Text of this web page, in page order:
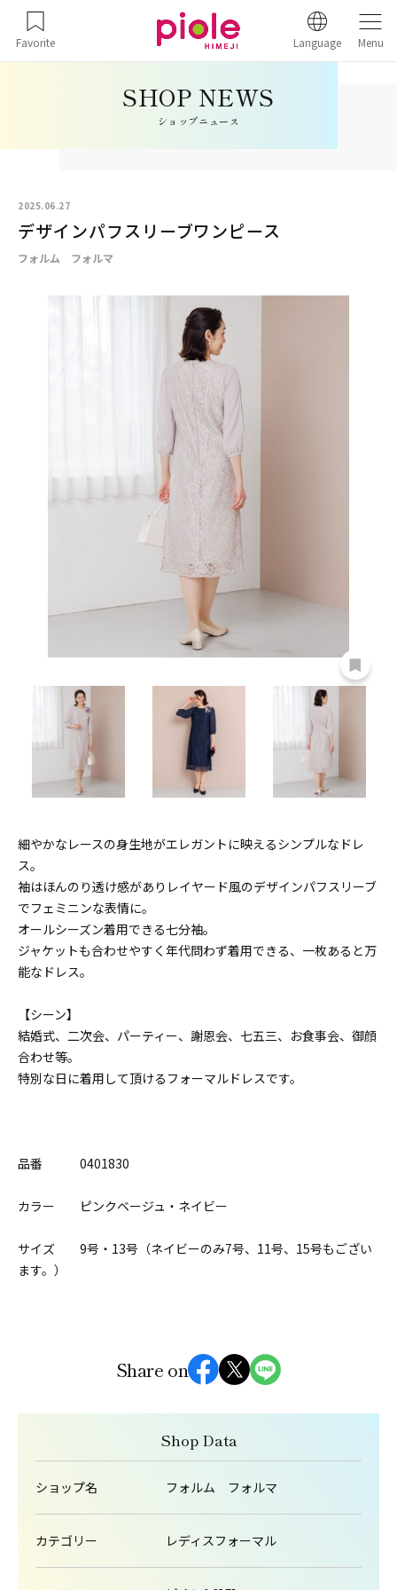
Favorite Language Menu
ショップニュース
2025.06.27
デザインパフスリーブワンピース
フォルム フォルマ
細やかなレースの身生地がエレガントに映えるシンプルなドレ
ス。
袖はほんのり透け感がありレイヤード風のデザインパフスリーブ
でフェミニンな表情に。
オールシーズン着用できる七分袖。
ジャケットも合わせやすく年代問わず着用できる、一枚あると万
能なドレス。
【シーン】
結婚式、二次会、パーティー、謝恩会、七五三、お食事会、御顔
合わせ等。
特別な日に着用して頂けるフォーマルドレスです。
品番 0401830
カラー ピンクベージュ・ネイビー
サイズ 9号・13号（ネイビーのみ7号、11号、15号もござい
ます。）
Share on
Shop Data
ショップ名 フォルム フォルマ
カテゴリー レディスフォーマル